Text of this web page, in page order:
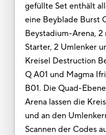
gefüllte Set enthält
eine Beyblade Burst
Beystadium-Arena,
Starter, 2 Umlenker
Kreisel Destruction
Q A01 und Magma
B01. Die Quad-
Arena lassen die
und an den
Scannen der Codes